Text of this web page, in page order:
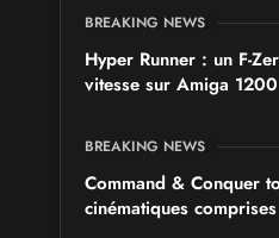
BREAKING NEWS
Hyper Runner : un F-
vitesse sur Amiga 1200
BREAKING NEWS
Command & Conquer
cinématiques comprises